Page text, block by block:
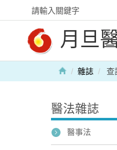
月旦
雜誌 查
醫法雜誌
醫事法